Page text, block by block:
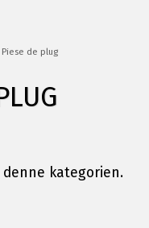
Piese de plug
kategorien.